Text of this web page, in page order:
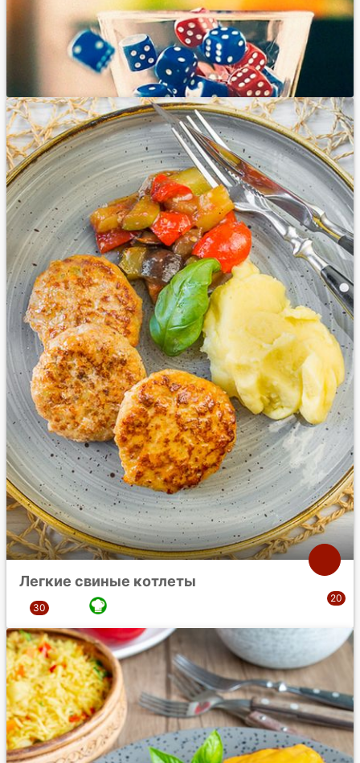
Легкие свиные котлеты